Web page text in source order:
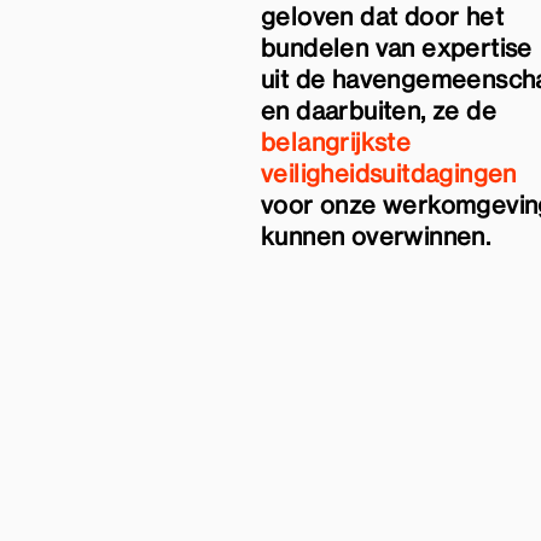
geloven dat door het
bundelen van expertise
uit de
en daarbuiten, ze de
belangrijkste
veiligheidsuitdagingen
voor onze
kunnen overwinnen.